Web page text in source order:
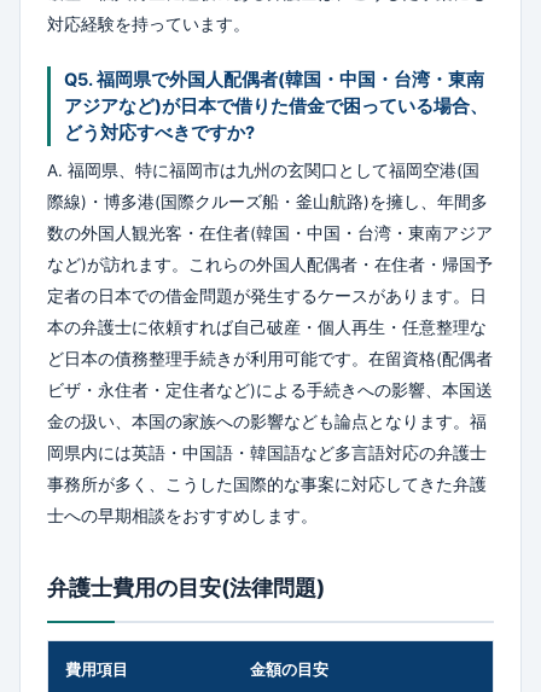
対応経験を持っています。
Q5. 福岡県で外国人配偶者(韓国・中国・台湾・東南
アジアなど)が日本で借りた借金で困っている場合、
どう対応すべきですか?
A. 福岡県、特に福岡市は九州の玄関口として福岡空港(国
際線)・博多港(国際クルーズ船・釜山航路)を擁し、年間多
数の外国人観光客・在住者(韓国・中国・台湾・東南アジア
など)が訪れます。これらの外国人配偶者・在住者・帰国予
定者の日本での借金問題が発生するケースがあります。日
本の弁護士に依頼すれば自己破産・個人再生・任意整理な
ど日本の債務整理手続きが利用可能です。在留資格(配偶者
ビザ・永住者・定住者など)による手続きへの影響、本国送
金の扱い、本国の家族への影響なども論点となります。福
岡県内には英語・中国語・韓国語など多言語対応の弁護士
事務所が多く、こうした国際的な事案に対応してきた弁護
士への早期相談をおすすめします。
弁護士費用の目安(法律問題)
費用項目 金額の目安